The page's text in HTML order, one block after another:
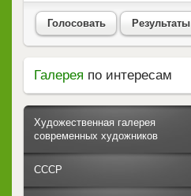
Голосовать Результаты
Галерея по интересам
Художественная галерея
современных художников
СССР